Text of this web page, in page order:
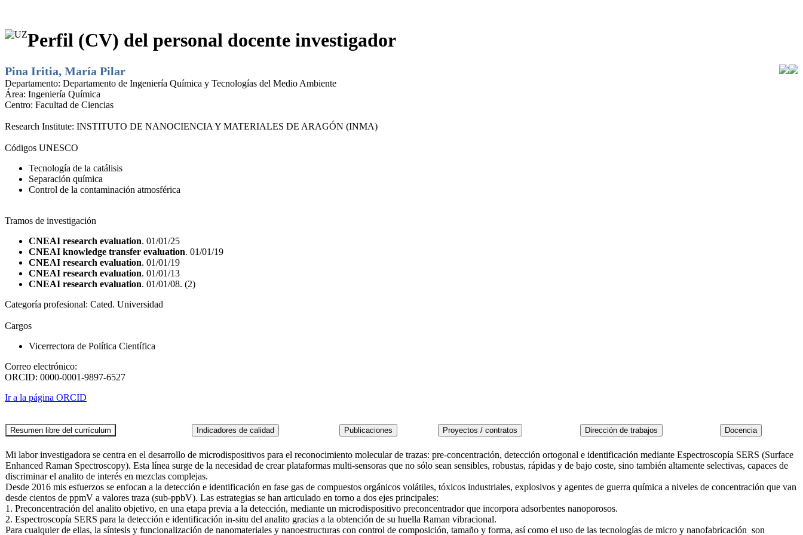
Perfil (CV) del personal docente investigador
Pina Iritia, María Pilar
Departamento: Departamento de Ingeniería Química y Tecnologías del Medio Ambiente
Área: Ingeniería Química
Centro: Facultad de Ciencias
Research Institute: INSTITUTO DE NANOCIENCIA Y MATERIALES DE ARAGÓN (INMA)
Códigos UNESCO
Tecnología de la catálisis
Separación química
Control de la contaminación atmosférica
Tramos de investigación
CNEAI research evaluation. 01/01/25
CNEAI knowledge transfer evaluation. 01/01/19
CNEAI research evaluation. 01/01/19
CNEAI research evaluation. 01/01/13
CNEAI research evaluation. 01/01/08. (2)
Categoría profesional: Cated. Universidad
Cargos
Vicerrectora de Política Científica
Correo electrónico:
ORCID: 0000-0001-9897-6527
Ir a la página ORCID
Mi labor investigadora se centra en el desarrollo de microdispositivos para el reconocimiento molecular de trazas: pre-concentración, detección ortogonal e identificación mediante Espectroscopía SERS (Surface
Enhanced Raman Spectroscopy). Esta línea surge de la necesidad de crear plataformas multi-sensoras que no sólo sean sensibles, robustas, rápidas y de bajo coste, sino también altamente selectivas, capaces de
discriminar el analito de interés en mezclas complejas.
Desde 2016 mis esfuerzos se enfocan a la detección e identificación en fase gas de compuestos orgánicos volátiles, tóxicos industriales, explosivos y agentes de guerra química a niveles de concentración que van
desde cientos de ppmV a valores traza (sub-ppbV). Las estrategias se han articulado en torno a dos ejes principales:
1. Preconcentración del analito objetivo, en una etapa previa a la detección, mediante un microdispositivo preconcentrador que incorpora adsorbentes nanoporosos.
2. Espectroscopía SERS para la detección e identificación in-situ del analito gracias a la obtención de su huella Raman vibracional.
Para cualquier de ellas, la síntesis y funcionalización de nanomateriales y nanoestructuras con control de composición, tamaño y forma, así como el uso de las tecnologías de micro y nanofabricación son